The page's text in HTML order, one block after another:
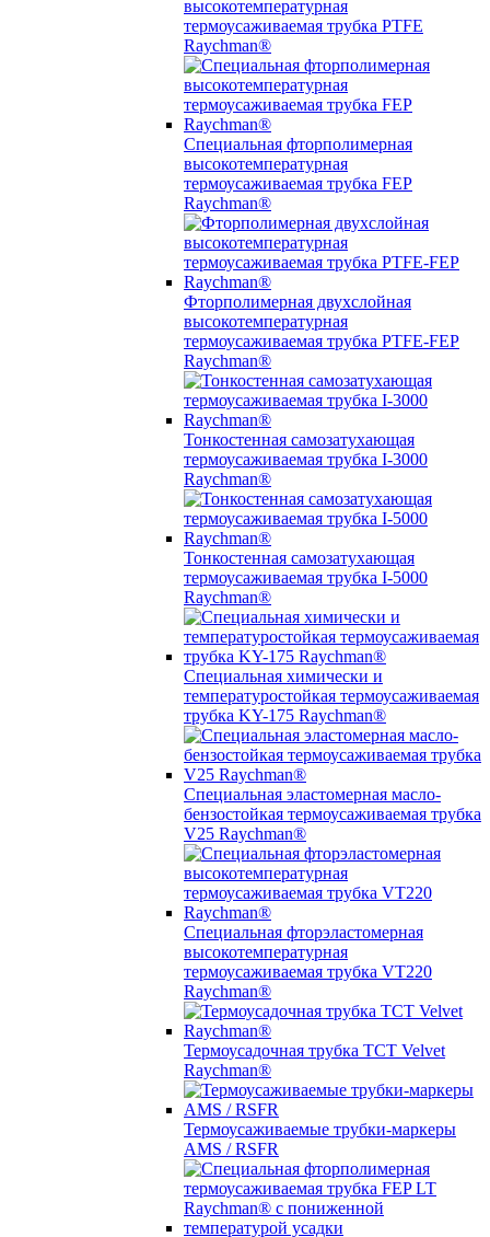
высокотемпературная
термоусаживаемая трубка PTFE
Raychman®
Специальная фторполимерная
высокотемпературная
термоусаживаемая трубка FEP
Raychman®
Фторполимерная двухслойная
высокотемпературная
термоусаживаемая трубка PTFE-FEP
Raychman®
Тонкостенная самозатухающая
термоусаживаемая трубка I-3000
Raychman®
Тонкостенная самозатухающая
термоусаживаемая трубка I-5000
Raychman®
Специальная химически и
температуростойкая термоусаживаемая
трубка KY-175 Raychman®
Специальная эластомерная масло-
бензостойкая термоусаживаемая трубка
V25 Raychman®
Специальная фторэластомерная
высокотемпературная
термоусаживаемая трубка VT220
Raychman®
Термоусадочная трубка TCT Velvet
Raychman®
Термоусаживаемые трубки-маркеры
AMS / RSFR